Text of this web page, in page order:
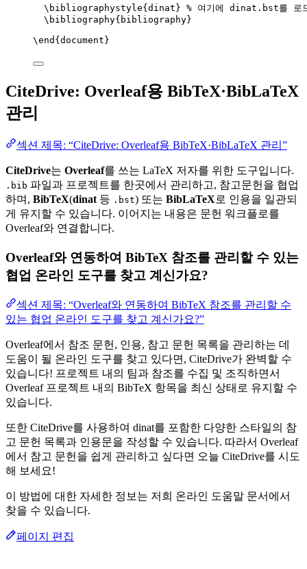
\bibliographystyle{dinat} % 여기에 dinat.bst를 로
\bibliography{bibliography}
\end { document }
CiteDrive: Overleaf용 BibTeX·BibLaTeX
관리
섹션 제목: “CiteDrive: Overleaf용 BibTeX·BibLaTeX 관리”
CiteDrive는 Overleaf를 쓰는 LaTeX 저자를 위한 도구입니다.
.bib 파일과 프로젝트를 한곳에서 관리하고, 참고문헌을 협업
하며, BibTeX(dinat 등 .bst) 또는 BibLaTeX로 인용을 일관되
게 유지할 수 있습니다. 이어지는 내용은 문헌 워크플로를
Overleaf와 연결합니다.
Overleaf와 연동하여 BibTeX 참조를 관리할 수 있는
협업 온라인 도구를 찾고 계신가요?
섹션 제목: “Overleaf와 연동하여 BibTeX 참조를 관리할 수
있는 협업 온라인 도구를 찾고 계신가요?”
Overleaf에서 참조 문헌, 인용, 참고 문헌 목록을 관리하는 데
도움이 될 온라인 도구를 찾고 있다면, CiteDrive가 완벽할 수
있습니다! 프로젝트 내의 팀과 참조를 수집 및 조직하면서
Overleaf 프로젝트 내의 BibTeX 항목을 최신 상태로 유지할 수
있습니다.
또한 CiteDrive를 사용하여 dinat를 포함한 다양한 스타일의 참
고 문헌 목록과 인용문을 작성할 수 있습니다. 따라서 Overleaf
에서 참고 문헌을 쉽게 관리하고 싶다면 오늘 CiteDrive를 시도
해 보세요!
이 방법에 대한 자세한 정보는 저희 온라인 도움말 문서에서
찾을 수 있습니다.
페이지 편집